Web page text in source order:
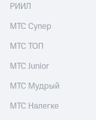
РИИЛ
МТС Супер
МТС ТОП
МТС Junior
МТС Мудрый
МТС Налегке